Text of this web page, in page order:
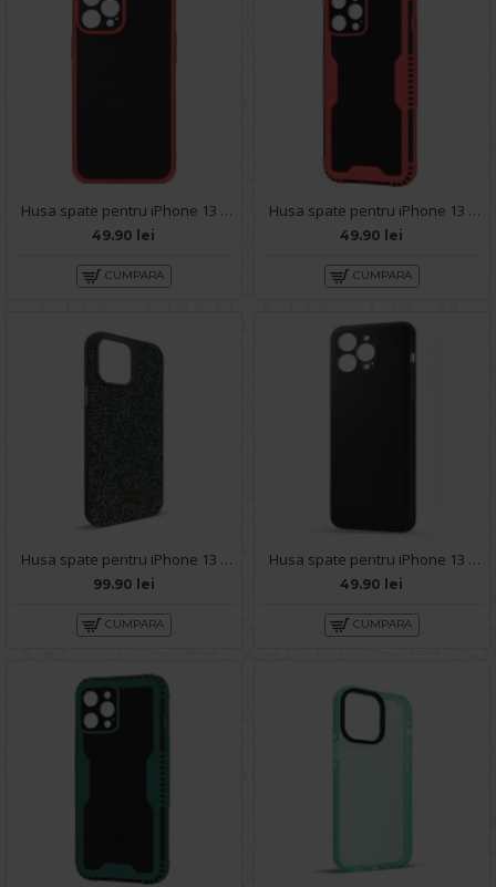
Husa spate pentru iPhone 13 Pro Max - Zip Case Rosu
49.90 lei
CUMPARA
Husa spate pentru iPhone 13 Pro Max - Zip Case Rosu
49.90 lei
CUMPARA
Husa spate pentru iPhone 13 Pro Max- Glow case
99.90 lei
CUMPARA
Husa spate pentru iPhone 13 Pro Max - Silicon Line Negru
49.90 lei
CUMPARA